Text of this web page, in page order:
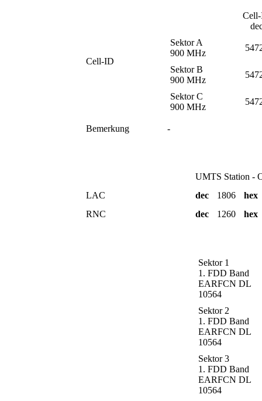
Cell-ID
Sektor A
900 MHz
Sektor B
900 MHz
Sektor C
900 MHz
Bemerkung -
UMTS Station -
LAC
dec 1806
RNC
dec 1260
Sektor 1
1. FDD Band
EARFCN DL
10564
Sektor 2
1. FDD Band
EARFCN DL
10564
Sektor 3
1. FDD Band
EARFCN DL
10564